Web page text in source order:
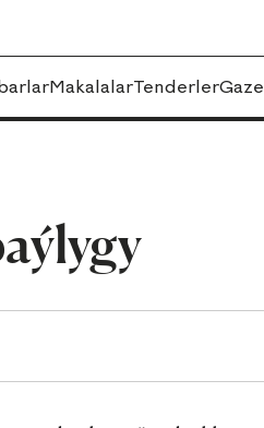
MakalalarTenderler